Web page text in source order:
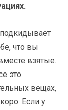
что вы
взятые.
это
вещах,
Если у